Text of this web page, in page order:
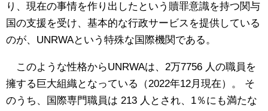
り、現在の事情を作り出したという贖罪意識を持つ関与
国の支援を受け、基本的な行政サービスを提供している
のが、UNRWAという特殊な国際機関である。
このような性格からUNRWAは、2万7756 人の職員を
擁する巨大組織となっている（2022年12月現在）。 そ
のうち、国際専門職員は 213 人とされ、1％にも満たな